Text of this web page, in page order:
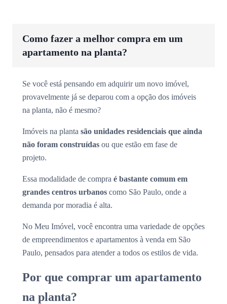
Como fazer a melhor compra em um
apartamento na planta?
Se você está pensando em adquirir um novo imóvel,
provavelmente já se deparou com a opção dos imóveis
na planta, não é mesmo?
Imóveis na planta são unidades residenciais que ainda
não foram construídas ou que estão em fase de
projeto.
Essa modalidade de compra é bastante comum em
grandes centros urbanos como São Paulo, onde a
demanda por moradia é alta.
No Meu Imóvel, você encontra uma variedade de opções
de empreendimentos e apartamentos à venda em São
Paulo, pensados para atender a todos os estilos de vida.
Por que comprar um apartamento
na planta?